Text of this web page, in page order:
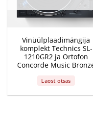
Vinüülplaadimängija
komplekt Technics SL-
1210GR2 ja Ortofon
Concorde Music
Laost otsas